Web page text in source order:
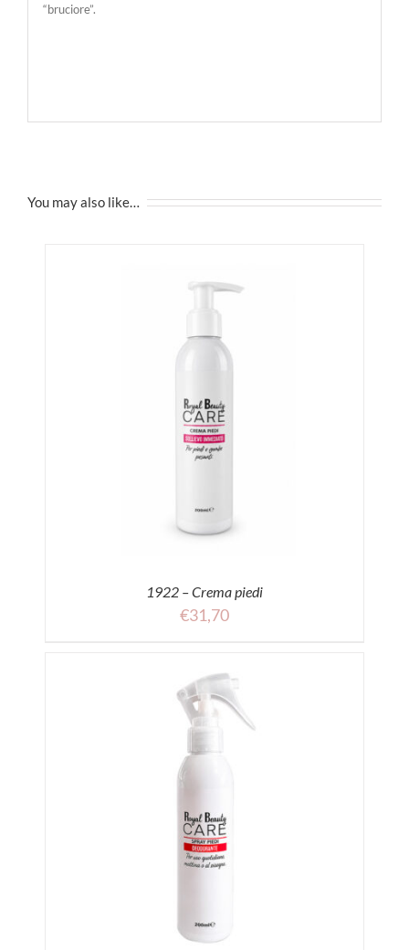
“bruciore”.
You may also like…
1922 – Crema piedi
€31,70